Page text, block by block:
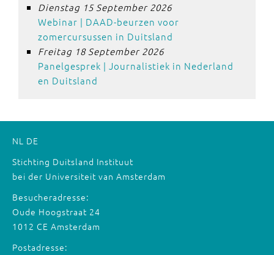
Dienstag 15 September 2026
Webinar | DAAD-beurzen voor
zomercursussen in Duitsland
Freitag 18 September 2026
Panelgesprek | Journalistiek in Nederland
en Duitsland
NL DE
Stichting Duitsland Instituut
bei der Universiteit van Amsterdam
Besucheradresse:
Oude Hoogstraat 24
1012 CE Amsterdam
Postadresse: